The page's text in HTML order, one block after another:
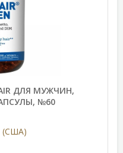
ДЛЯ МУЖЧИН,
№60
(США)